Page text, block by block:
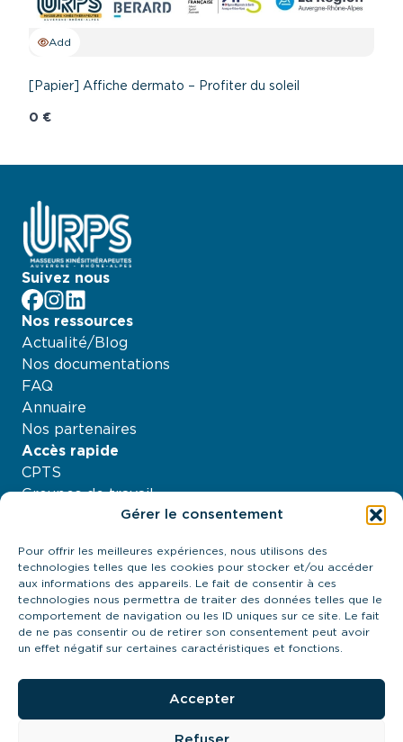
Gérer le consentement
Pour offrir les meilleures expériences, nous utilisons des
technologies telles que les cookies pour stocker et/ou accéder
aux informations des appareils. Le fait de consentir à ces
technologies nous permettra de traiter des données telles que le
comportement de navigation ou les ID uniques sur ce site. Le fait
de ne pas consentir ou de retirer son consentement peut avoir
un effet négatif sur certaines caractéristiques et fonctions.
Accepter
Refuser
Add
[Papier] Affiche dermato – Profiter du soleil
0 €
Suivez nous
facebook
Instagram
LinkedIn
Nos ressources
Actualité/Blog
Nos documentations
FAQ
Annuaire
Nos partenaires
Accès rapide
CPTS
Groupes de travail
À propos
Contactez-nous
21 quai Antoine Riboud - 69002, Lyon
contact@urps-mk-ara.org
04 27 89 57 85
Prendre contact